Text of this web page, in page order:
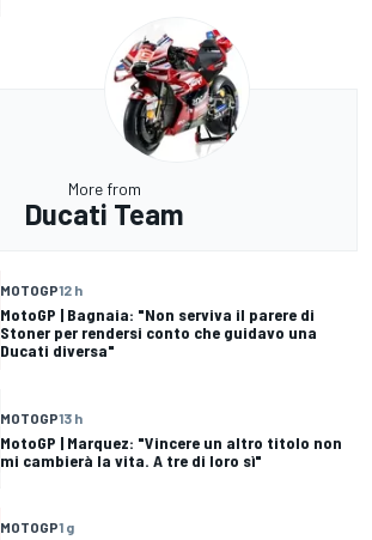
More from
Ducati Team
MOTOGP12 h
MotoGP | Bagnaia: "Non serviva il parere di
Stoner per rendersi conto che guidavo una
Ducati diversa"
MOTOGP13 h
MotoGP | Marquez: "Vincere un altro titolo non
mi cambierà la vita. A tre di loro sì"
MOTOGP1 g